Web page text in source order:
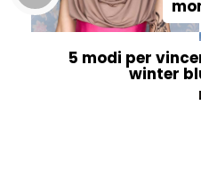
5 modi per
winter